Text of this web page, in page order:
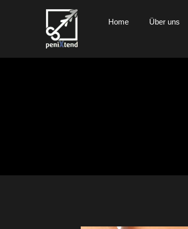
Home Über uns